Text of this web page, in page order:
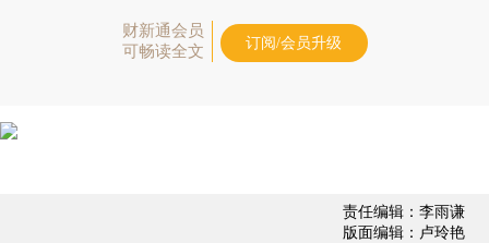
财新通会员
可畅读全文
订阅/会员升级
责任编辑：李雨谦
版面编辑：卢玲艳